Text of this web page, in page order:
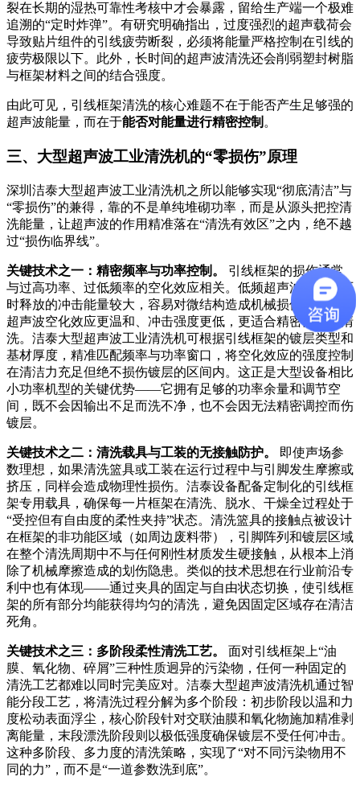
裂在长期的湿热可靠性考核中才会暴露，留给生产端一个极难
追溯的“定时炸弹”。有研究明确指出，过度强烈的超声载荷会
导致贴片组件的引线疲劳断裂，必须将能量严格控制在引线的
疲劳极限以下。此外，长时间的超声波清洗还会削弱塑封树脂
与框架材料之间的结合强度。
由此可见，引线框架清洗的核心难题不在于能否产生足够强的
超声波能量，而在于能否对能量进行精密控制 。
三、大型超声波工业清洗机的“零损伤”原理
深圳洁泰大型超声波工业清洗机之所以能够实现“彻底清洁”与
“零损伤”的兼得，靠的不是单纯堆砌功率，而是从源头把控清
洗能量，让超声波的作用精准落在“清洗有效区”之内，绝不越
过“损伤临界线”。
关键技术之一：精密频率与功率控制。
引线框架的损伤通常
与过高功率、过低频率的空化效应相关。低频超声波气泡溃灭
时释放的冲击能量较大，容易对微结构造成机械损伤；而高频
超声波空化效应更温和、冲击强度更低，更适合精密部件的清
洗。洁泰大型超声波工业清洗机可根据引线框架的镀层类型和
基材厚度，精准匹配频率与功率窗口，将空化效应的强度控制
在清洁力充足但绝不损伤镀层的区间内。这正是大型设备相比
小功率机型的关键优势——它拥有足够的功率余量和调节空
间，既不会因输出不足而洗不净，也不会因无法精密调控而伤
镀层。
关键技术之二：清洗载具与工装的无接触防护。
即使声场参
数理想，如果清洗篮具或工装在运行过程中与引脚发生摩擦或
挤压，同样会造成物理性损伤。洁泰设备配备定制化的引线框
架专用载具，确保每一片框架在清洗、脱水、干燥全过程处于
“受控但有自由度的柔性夹持”状态。清洗篮具的接触点被设计
在框架的非功能区域（如周边废料带），引脚阵列和镀层区域
在整个清洗周期中不与任何刚性材质发生硬接触，从根本上消
除了机械摩擦造成的划伤隐患。类似的技术思想在行业前沿专
利中也有体现——通过夹具的固定与自由状态切换，使引线框
架的所有部分均能获得均匀的清洗，避免因固定区域存在清洁
死角 。
关键技术之三：多阶段柔性清洗工艺。
面对引线框架上“油
膜、氧化物、碎屑”三种性质迥异的污染物，任何一种固定的
清洗工艺都难以同时完美应对。洁泰大型超声波清洗机通过智
能分段工艺，将清洗过程分解为多个阶段：初步阶段以温和力
度松动表面浮尘，核心阶段针对交联油膜和氧化物施加精准剥
离能量，末段漂洗阶段则以极低强度确保镀层不受任何冲击。
这种多阶段、多力度的清洗策略，实现了“对不同污染物用不
同的力”，而不是“一道参数洗到底”。